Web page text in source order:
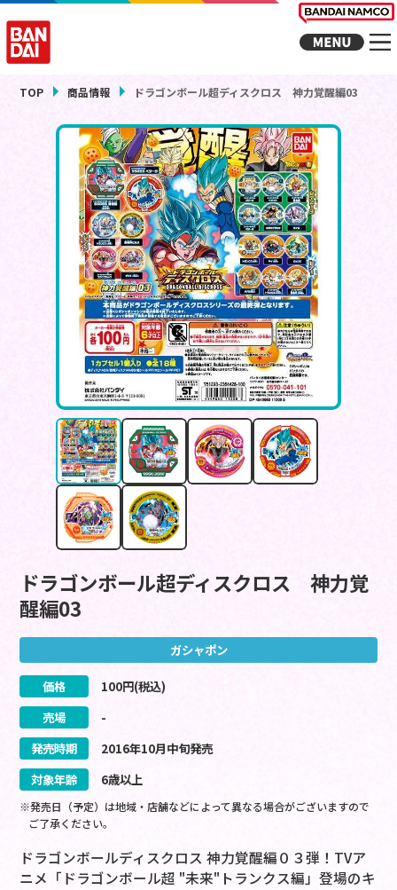
TOP 商品情報 ドラゴンボール超ディスクロス 神力覚醒編03
ドラゴンボール超ディスクロス 神力覚
醒編03
ガシャポン
価格 100円(税込)
売場
-
発売時期
2016年10月中旬発売
対象年齢
6歳以上
※発売日（予定）は地域・店舗などによって異なる場合がございますので
ご了承ください。
ドラゴンボールディスクロス 神力覚醒編０３弾！TVア
ニメ「ドラゴンボール超 "未来"トランクス編」登場のキ